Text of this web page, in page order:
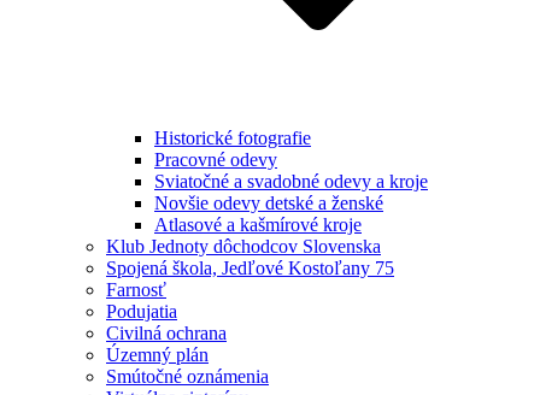
Historické fotografie
Pracovné odevy
Sviatočné a svadobné odevy a kroje
Novšie odevy detské a ženské
Atlasové a kašmírové kroje
Klub Jednoty dôchodcov Slovenska
Spojená škola, Jedľové Kostoľany 75
Farnosť
Podujatia
Civilná ochrana
Územný plán
Smútočné oznámenia